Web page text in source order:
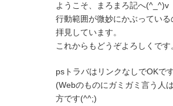
ようこそ、まろまろ記へ(^_^)v
行動範囲が微妙にかぶってい
拝見しています。
これからもどうぞよろしくです
psトラバはリンクなしでOKです
(Webのものにガミガミ言う人
方です(^^;)